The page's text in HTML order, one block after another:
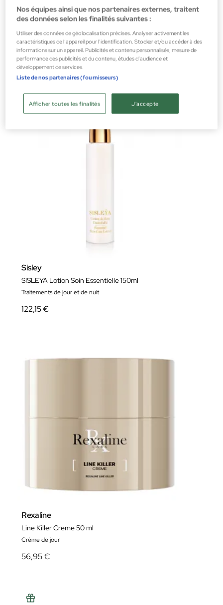
Biotherm
LIFE PLANKTON CREAMY PEEL PEELLING FACIAL 150 ML
Gommage du visage
20,77 €
Sisley
SISLEYA Lotion Soin Essentielle 150ml
Traitements de jour et de nuit
122,15 €
Rexaline
Line Killer Creme 50 ml
Crème de jour
56,95 €
Nos équipes ainsi que nos partenaires externes, traitent
des données selon les finalités suivantes :
Utiliser des données de géolocalisation précises. Analyser activement les
caractéristiques de l’appareil pour l’identification. Stocker et/ou accéder à des
informations sur un appareil. Publicités et contenu personnalisés, mesure de
performance des publicités et du contenu, études d’audience et
développement de services.
Liste de nos partenaires (fournisseurs)
J'accepte
Afficher toutes les finalités